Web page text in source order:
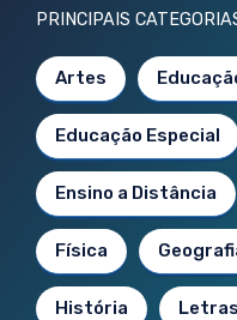
PRINCIPAIS
Artes
Educação Especial
Ensino a Distância
Física
História Letras